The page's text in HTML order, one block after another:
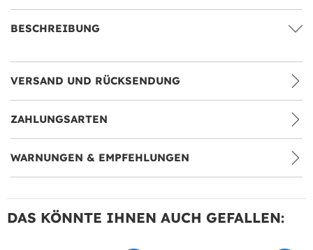
BESCHREIBUNG
VERSAND UND RÜCKSENDUNG
ZAHLUNGSARTEN
WARNUNGEN & EMPFEHLUNGEN
DAS KÖNNTE IHNEN AUCH GEFALLEN: